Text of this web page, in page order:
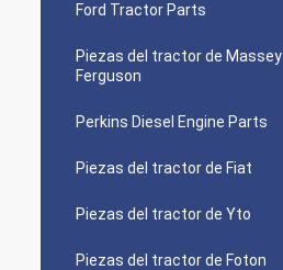
Ford Tractor Parts
Piezas del tractor de Massey
Ferguson
Perkins Diesel Engine Parts
Piezas del tractor de Fiat
Piezas del tractor de Yto
Piezas del tractor de Foton